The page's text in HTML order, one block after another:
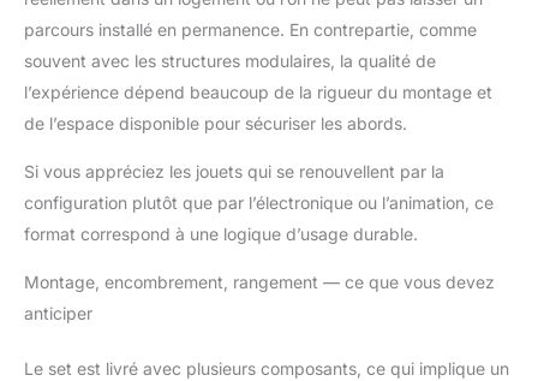
tranquillité totale
parcours installé en permanence. En contrepartie, comme
souvent avec les structures modulaires, la qualité de
l’expérience dépend beaucoup de la rigueur du montage et
de l’espace disponible pour sécuriser les abords.
Si vous appréciez les jouets qui se renouvellent par la
configuration plutôt que par l’électronique ou l’animation, ce
format correspond à une logique d’usage durable.
Montage, encombrement, rangement — ce que vous devez
anticiper
Le set est livré avec plusieurs composants, ce qui implique un